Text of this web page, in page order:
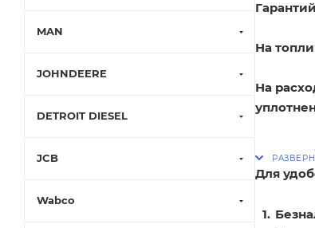
На
На
Для
MAN
JOHNDEERE
DETROIT DIESEL
JCB
Wabco